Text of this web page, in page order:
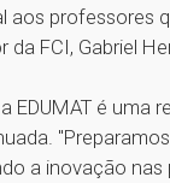
aos professores
da FCI, Gabriel
EDUMAT é uma
a inovação